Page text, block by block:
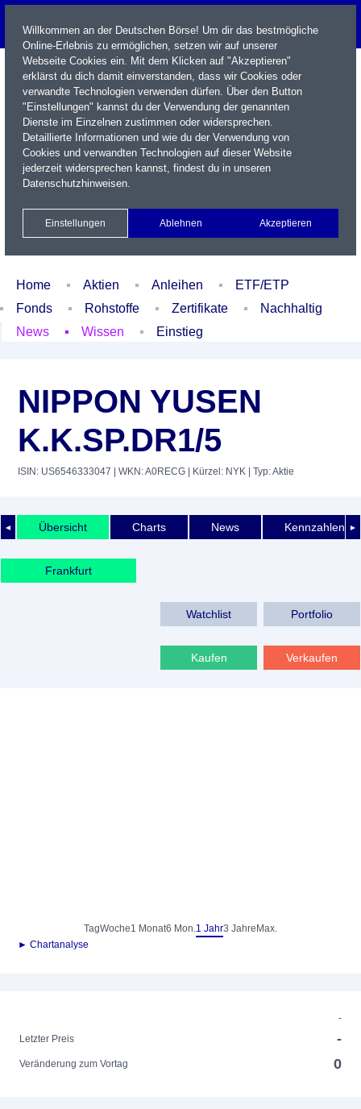
Name / WKN / ISIN / Kürzel
Xetra Realtime
Watchlist Portfolio Login
Home Aktien Anleihen
ETF/ETP
Fonds
Rohstoffe Zertifikate
Nachhaltig
News
Wissen Einstieg
NIPPON YUSEN
K.K.SP.DR1/5
ISIN: US6546333047 | WKN: A0RECG | Kürzel: NYK | Typ: Aktie
◄ ►
Übersicht Charts News Kennzahlen
Frankfurt
Watchlist Portfolio
Kaufen Verkaufen
TagWoche1 Monat6 Mon.1 Jahr3 Jahre Max.
► Chartanalyse
-
Letzter Preis
-
Veränderung zum Vortag 0
Willkommen an der Deutschen Börse! Um dir das bestmögliche
Online-Erlebnis zu ermöglichen, setzen wir auf unserer
Webseite Cookies ein. Mit dem Klicken auf "Akzeptieren"
erklärst du dich damit einverstanden, dass wir Cookies oder
verwandte Technologien verwenden dürfen. Über den Button
"Einstellungen" kannst du der Verwendung der genannten
Dienste im Einzelnen zustimmen oder widersprechen.
Detaillierte Informationen und wie du der Verwendung von
Cookies und verwandten Technologien auf dieser Website
jederzeit widersprechen kannst, findest du in unseren
Datenschutzhinweisen.
Einstellungen Ablehnen Akzeptieren